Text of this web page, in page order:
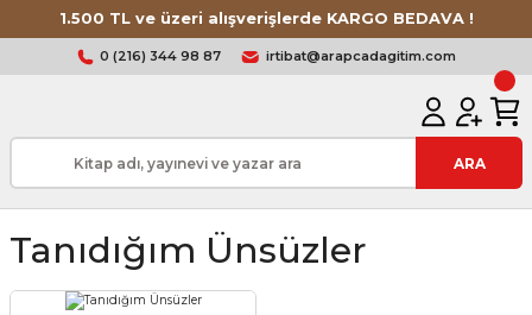
1.500 TL ve üzeri alışverişlerde KARGO BEDAVA !
0 (216) 344 98 87 irtibat@arapcadagitim.com
ARA
Tanıdığım Ünsüzler